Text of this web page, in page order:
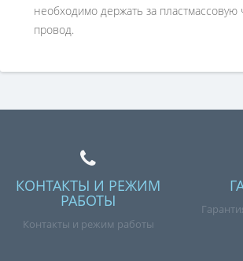
необходимо держать за пластмассовую
провод.
КОНТАКТЫ И РЕЖИМ
РАБОТЫ
Контакты и режим работы